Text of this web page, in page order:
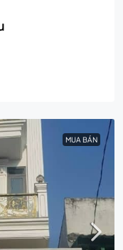
MUA BÁN